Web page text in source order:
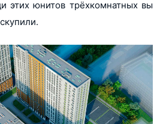
этих юнитов трёхкомнатных вы